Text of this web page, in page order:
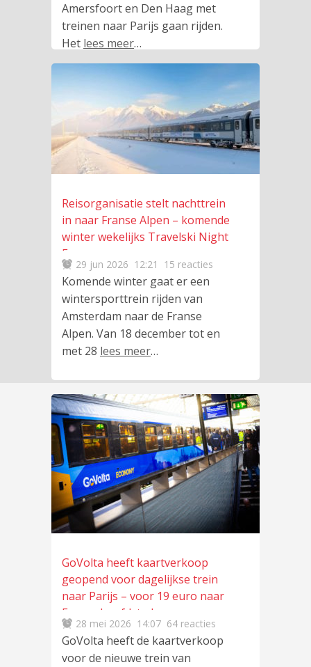
Amersfoort en Den Haag met
treinen naar Parijs gaan rijden.
Het lees meer…
Reisorganisatie stelt nachttrein
in naar Franse Alpen – komende
winter wekelijks Travelski Night
Express
29 jun 2026 12:21 15 reacties
Komende winter gaat er een
wintersporttrein rijden van
Amsterdam naar de Franse
Alpen. Van 18 december tot en
met 28 lees meer…
GoVolta heeft kaartverkoop
geopend voor dagelijkse trein
naar Parijs – voor 19 euro naar
Franse hoofdstad
28 mei 2026 14:07 64 reacties
GoVolta heeft de kaartverkoop
voor de nieuwe trein van